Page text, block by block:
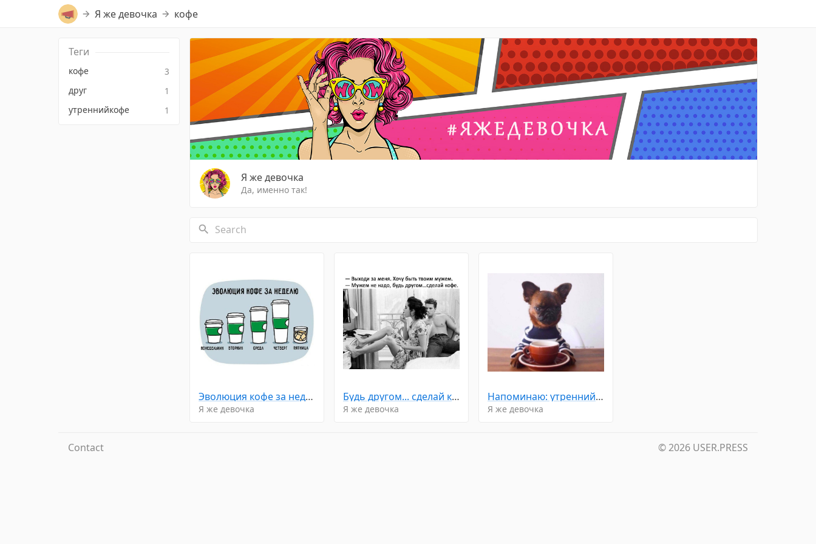
Я же девочка кофе
Теги
кофе
3
друг
1
утреннийкофе
1
Я же девочка
Да, именно так!
Эволюция кофе за неделю...
Я же девочка
Будь другом... сделай кофе...
Я же девочка
Напоминаю: утренний кофе не делает меня добрее. Он просто бодрит.
Я же девочка
Contact © 2026 USER.PRESS